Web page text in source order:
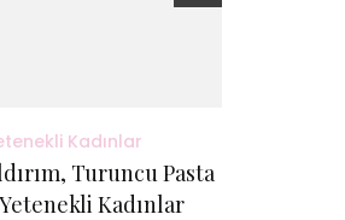
Kadınlar
Turuncu Pasta
Kadınlar